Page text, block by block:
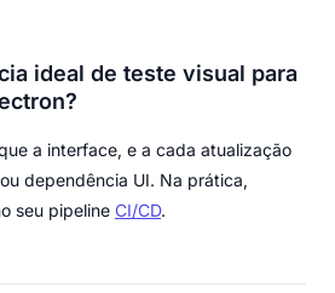
ideal de teste visual para
a interface, e a cada atualização
dependência UI. Na prática,
seu pipeline CI/CD.